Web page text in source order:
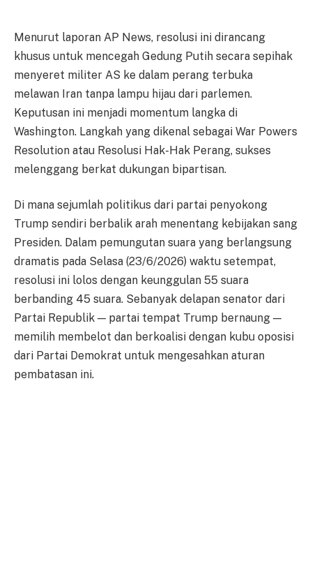
Menurut laporan AP News, resolusi ini dirancang
khusus untuk mencegah Gedung Putih secara sepihak
menyeret militer AS ke dalam perang terbuka
melawan Iran tanpa lampu hijau dari parlemen.
Keputusan ini menjadi momentum langka di
Washington. Langkah yang dikenal sebagai War Powers
Resolution atau Resolusi Hak-Hak Perang, sukses
melenggang berkat dukungan bipartisan.
Di mana sejumlah politikus dari partai penyokong
Trump sendiri berbalik arah menentang kebijakan sang
Presiden. Dalam pemungutan suara yang berlangsung
dramatis pada Selasa (23/6/2026) waktu setempat,
resolusi ini lolos dengan keunggulan 55 suara
berbanding 45 suara. Sebanyak delapan senator dari
Partai Republik — partai tempat Trump bernaung —
memilih membelot dan berkoalisi dengan kubu oposisi
dari Partai Demokrat untuk mengesahkan aturan
pembatasan ini.